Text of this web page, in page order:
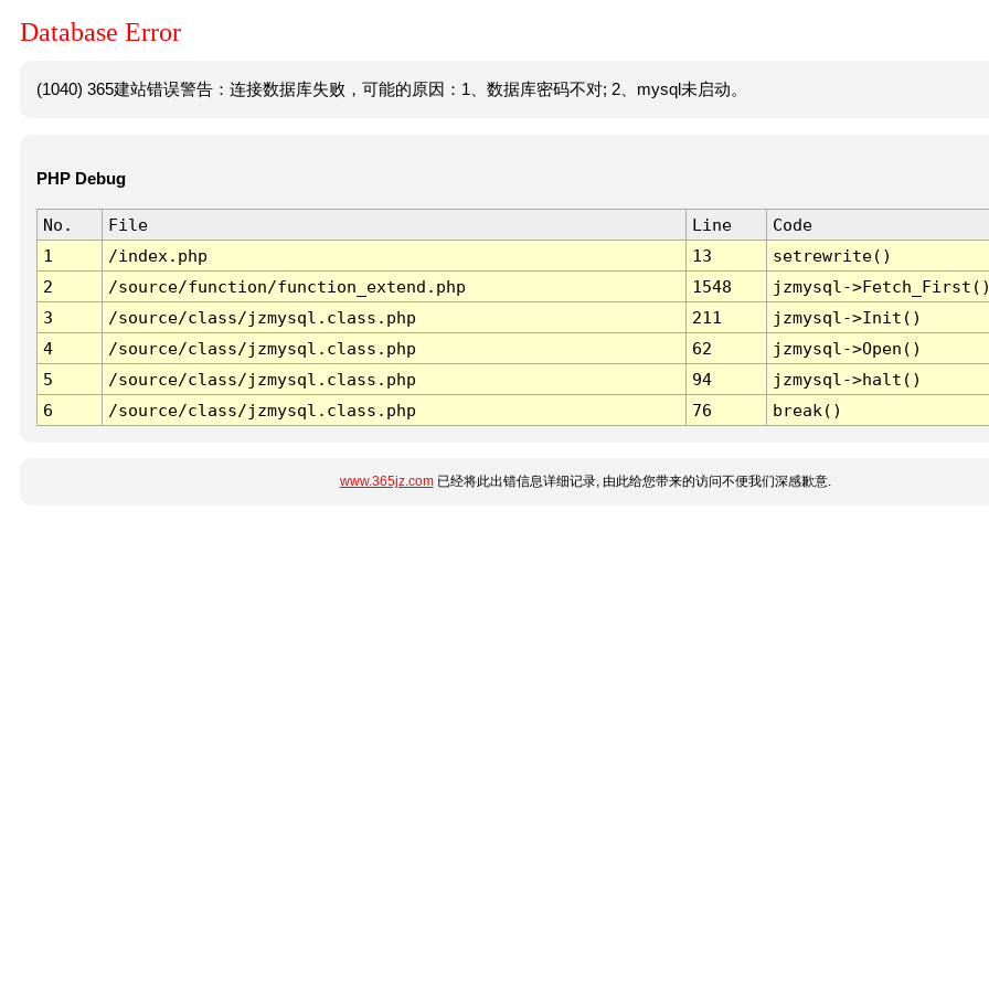
Database Error
(1040) 365建站错误警告：连接数据库失败，可能的原因：1、数据库密码不对; 2、mysql未启动。
PHP Debug
No. File Line
Code
1
/index.php 13
setrewrite()
2
/source/function/function_extend.php 1548
jzmysql-
3
/source/class/jzmysql.class.php 211
jzmysql->Init()
4
/source/class/jzmysql.class.php 62
jzmysql->Open()
5
/source/class/jzmysql.class.php 94
jzmysql->halt()
6
/source/class/jzmysql.class.php 76 break()
www.365jz.com已经将此出错信息详细记录, 由此给您带来的访问不便我们深感歉意.